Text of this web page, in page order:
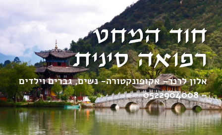
חוד המחט
רפואה סינית
אלון לרנר- אקופונקטורה- נשים, גברים וילדים
–
0522904008